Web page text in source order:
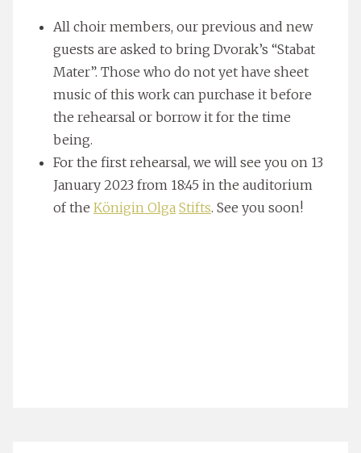
All choir members, our previous and new
guests are asked to bring Dvorak’s “Stabat
Mater”. Those who do not yet have sheet
music of this work can purchase it before
the rehearsal or borrow it for the time
being.
For the first rehearsal, we will see you on 13
January 2023 from 18:45 in the auditorium
of the Königin Olga Stifts. See you soon!